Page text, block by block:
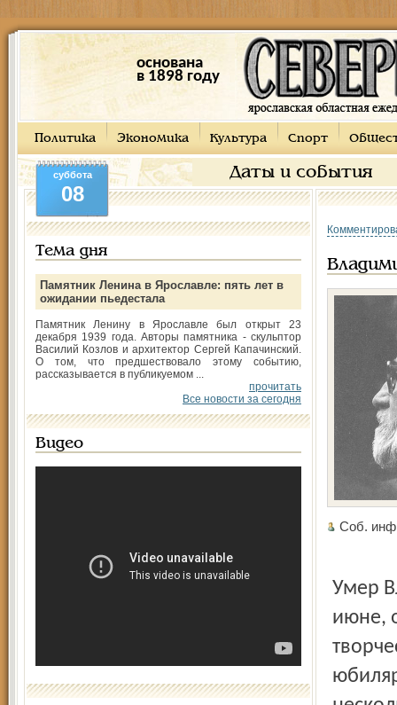
основана
в 1898 году
Политика Экономика Культура Спорт
Даты и события
суббота
08
Тема дня
Памятник Ленина в Ярославле: пять лет в
ожидании пьедестала
Памятник Ленину в Ярославле был открыт 23
декабря 1939 года. Авторы памятника - скульптор
Василий Козлов и архитектор Сергей Капачинский.
О том, что предшествовало этому событию,
рассказывается в публикуемом ...
прочитать
Все новости за сегодня
Видео
Соб.
Умер
июне,